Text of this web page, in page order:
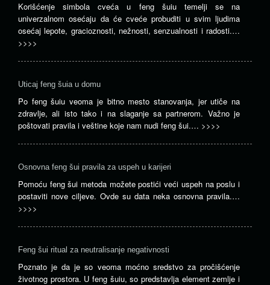
Korišćenje simbola cveća u feng šuiu temelji se na
univerzalnom osećaju da će cveće probuditi u svim ljudima
osećaj lepote, gracioznosti, nežnosti, senzualnosti i radosti.…
>>>>
Uticaj feng šuia u domu
Po feng šuiu veoma je bitno mesto stanovanja, jer utiče na
zdravlje, ali isto tako i na slaganje sa partnerom. Važno je
poštovati pravila i veštine koje nam nudi feng šui.… >>>>
Osnovna feng šui pravila za uspeh u karijeri
Pomoću feng šui metoda možete postići veći uspeh na poslu i
postaviti nove ciljeve. Ovde su data neka osnovna pravila.…
>>>>
Feng šui ritual za neutralisanje negativnosti
Poznato je da je so veoma moćno sredstvo za pročišćenje
životnog prostora. U feng šuiu, so predstavlja element zemlje i